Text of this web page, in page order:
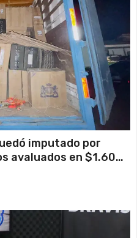
imputado por
avaluados en $1.600